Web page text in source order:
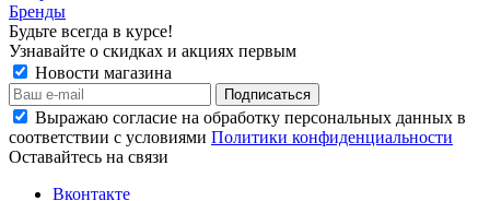
Бренды
Будьте всегда в курсе!
Узнавайте о скидках и акциях первым
Новости магазина
Выражаю согласие на обработку персональных данных в
соответствии с условиями Политики конфиденциальности
Оставайтесь на связи
Вконтакте